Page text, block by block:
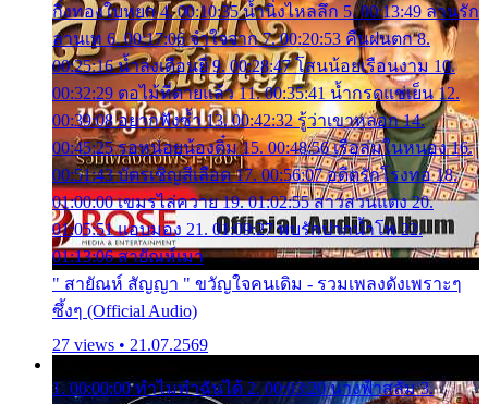
กิ่งทองใบหยก 4. 00:10:35 น้ำนิ่งไหลลึก 5. 00:13:49 ลานรัก
ลานเท 6. 00:17:06 จำใจจาก 7. 00:20:53 คืนฝนตก 8.
00:25:16 น้ำลงเดือนยี่ 9. 00:28:47 โสนน้อยเรือนงาม 10.
00:32:29 ตอไม้ที่ตายแล้ว 11. 00:35:41 น้ำกรดแช่เย็น 12.
00:39:08 อยากฟังซ้ำ 13. 00:42:32 รู้ว่าเขาหลอก 14.
00:45:25 รอหน่อยน้องติ๋ม 15. 00:48:56 เรือล่มในหนอง 16.
00:51:43 บัตรเชิญสีเลือด 17. 00:56:07 อดีตรักโรงทอ 18.
01:00:00 เขมรไล่ควาย 19. 01:02:55 สาวสวนแตง 20.
01:05:51 แอบมอง 21. 01:09:27 พบรักปากน้ำโพ 22.
01:13:06 สายัณห์เมา
" สายัณห์ สัญญา " ขวัญใจคนเดิม - รวมเพลงดังเพราะๆ
ซึ้งๆ (Official Audio)
27 views • 21.07.2569
1. 00:00:00 ทำไมทำฉันได้ 2. 00:03:20 นางฟ้าสลัม 3.